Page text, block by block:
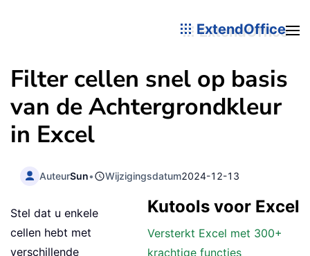
ExtendOffice
Filter cellen snel op basis
van de Achtergrondkleur
in Excel
AuteurSun• Wijzigingsdatum2024-12-13
Kutools voor Excel
Versterkt Excel met 300+
krachtige functies
Stel dat u enkele
cellen hebt met
verschillende